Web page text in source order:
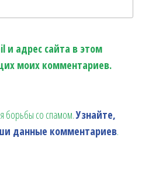
и адрес сайта в этом
моих комментариев.
борьбы со спамом.Узнайте,
данные комментариев.